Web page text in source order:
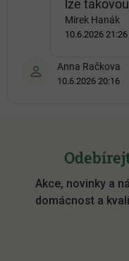
Anna Račkova
10.6.2026 20:16
lze
Mirek Hanák
10.6.2026 21:26
Akce, novinky a
domácnost a